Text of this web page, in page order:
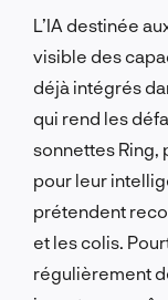
L’IA destinée
visible des
déjà intégrés
qui rend les
sonnettes Ring,
pour leur
prétendent
et les colis.
régulièrement